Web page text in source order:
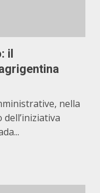
il
nella